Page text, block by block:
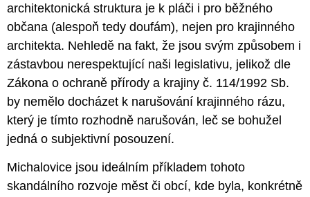
architektonická struktura je k pláči i pro běžného
občana (alespoň tedy doufám), nejen pro krajinného
architekta. Nehledě na fakt, že jsou svým způsobem i
zástavbou nerespektující naši legislativu, jelikož dle
Zákona o ochraně přírody a krajiny č. 114/1992 Sb.
by nemělo docházet k narušování krajinného rázu,
který je tímto rozhodně narušován, leč se bohužel
jedná o subjektivní posouzení.
Michalovice jsou ideálním příkladem tohoto
skandálního rozvoje měst či obcí, kde byla, konkrétně